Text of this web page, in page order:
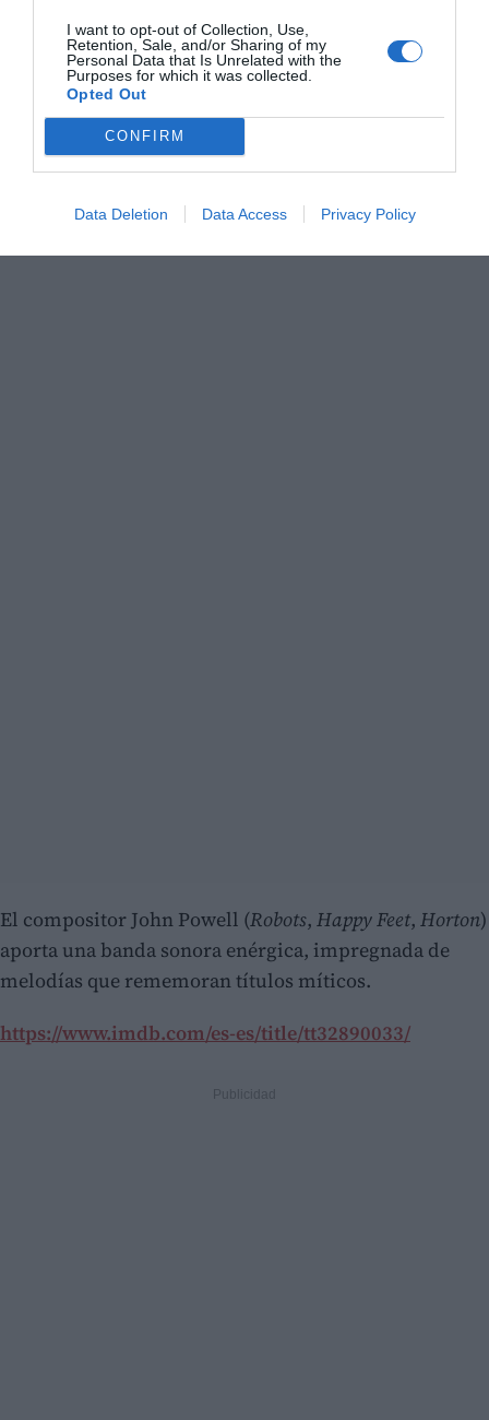
I want to opt-out of Collection, Use,
Retention, Sale, and/or Sharing of my
Personal Data that Is Unrelated with the
Purposes for which it was collected.
Opted Out
CONFIRM
Data Deletion Data Access Privacy Policy
El talento del guionista Brian Lynch (El gato con botas
Mascotas) y la irreprochable realización de Pierre
Coffin proporcionan 90 minutos muy divertidos. Y
han acertado de pleno al incorporar un personaje con
El compositor John Powell (Robots, Happy Feet, Horton)
aporta una banda sonora enérgica, impregnada de
melodías que rememoran títulos míticos.
https://www.imdb.com/es-es/title/tt32890033/